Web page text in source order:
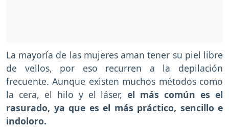
La mayoría de las mujeres aman tener su piel libre
de vellos, por eso recurren a la depilación
frecuente. Aunque existen muchos métodos como
la cera, el hilo y el láser,el más común es el
rasurado, ya que es el más práctico, sencillo e
indoloro.